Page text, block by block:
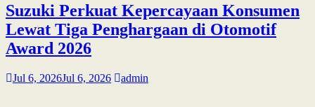
Suzuki Perkuat Kepercayaan Konsumen
Lewat Tiga Penghargaan di Otomotif
Award 2026
Jul 6, 2026Jul 6, 2026 admin